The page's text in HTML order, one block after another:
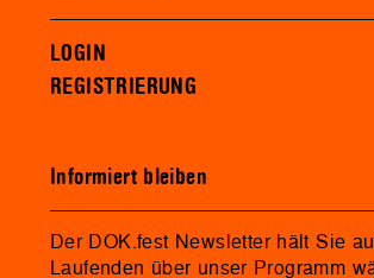
LOGIN
REGISTRIERUNG
Informiert bleiben
Der DOK.fest Newsletter hält Sie
Laufenden über unser Programm